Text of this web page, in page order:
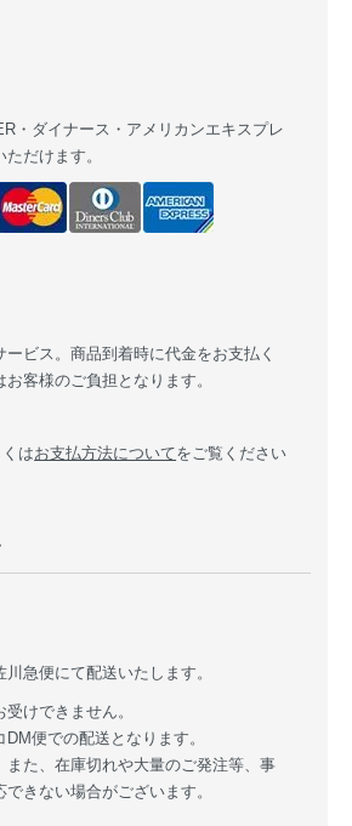
・ダイナース・アメリカンエキスプレ
だけます。
ビス。商品到着時に代金をお支払く
客様のご負担となります。
はお支払方法についてをご覧ください
急便にて配送いたします。
けできません。
便での配送となります。
た、在庫切れや大量のご発注等、事
きない場合がございます。